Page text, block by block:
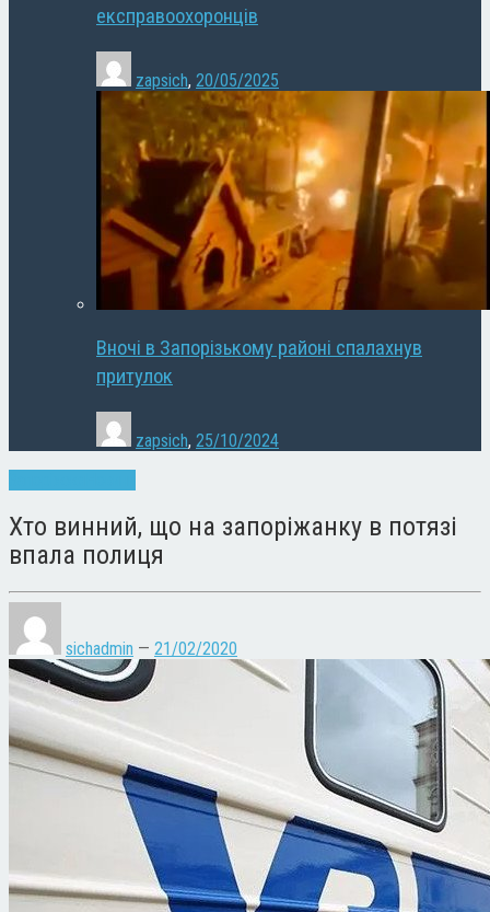
експравоохоронців
zapsich, 20/05/2025
Вночі в Запорізькому районі спалахнув
притулок
zapsich, 25/10/2024
Хто винний, що на запоріжанку в потязі
впала полиця
sichadmin — 21/02/2020